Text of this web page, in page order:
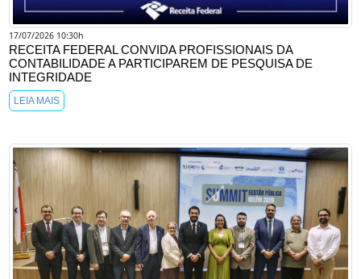
17/07/2026 10:30h
RECEITA FEDERAL CONVIDA PROFISSIONAIS DA
CONTABILIDADE A PARTICIPAREM DE PESQUISA DE
INTEGRIDADE
LEIA MAIS